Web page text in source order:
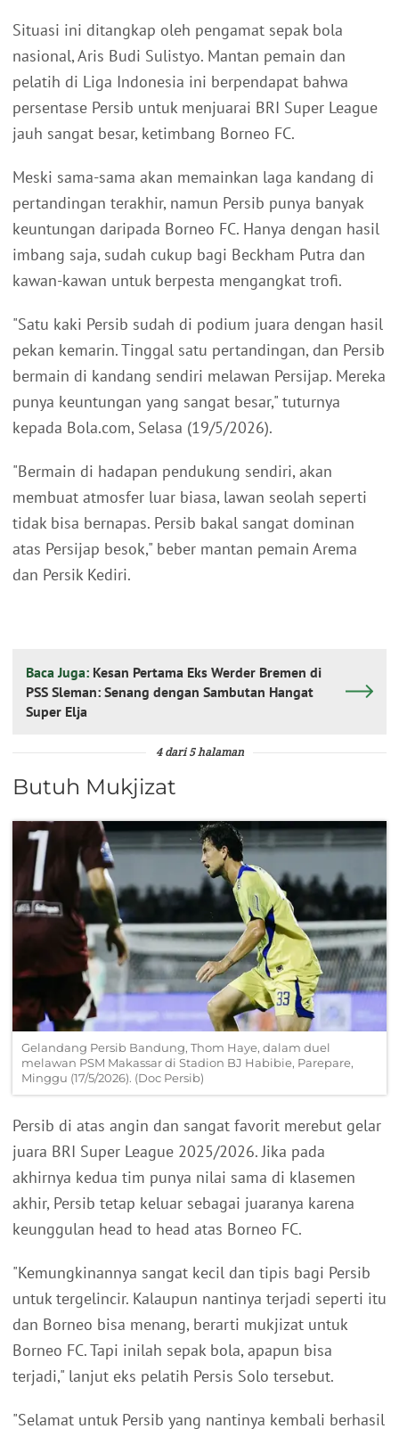
Situasi ini ditangkap oleh pengamat sepak bola
nasional, Aris Budi Sulistyo. Mantan pemain dan
pelatih di Liga Indonesia ini berpendapat bahwa
persentase Persib untuk menjuarai BRI Super League
jauh sangat besar, ketimbang Borneo FC.
Meski sama-sama akan memainkan laga kandang di
pertandingan terakhir, namun Persib punya banyak
keuntungan daripada Borneo FC. Hanya dengan hasil
imbang saja, sudah cukup bagi Beckham Putra dan
kawan-kawan untuk berpesta mengangkat trofi.
"Satu kaki Persib sudah di podium juara dengan hasil
pekan kemarin. Tinggal satu pertandingan, dan Persib
bermain di kandang sendiri melawan Persijap. Mereka
punya keuntungan yang sangat besar," tuturnya
kepada Bola.com, Selasa (19/5/2026).
"Bermain di hadapan pendukung sendiri, akan
membuat atmosfer luar biasa, lawan seolah seperti
tidak bisa bernapas. Persib bakal sangat dominan
atas Persijap besok," beber mantan pemain Arema
dan Persik Kediri.
Baca Juga: Kesan Pertama Eks Werder Bremen di
PSS Sleman: Senang dengan Sambutan Hangat
Super Elja
4 dari 5 halaman
Butuh Mukjizat
Gelandang Persib Bandung, Thom Haye, dalam duel
melawan PSM Makassar di Stadion BJ Habibie, Parepare,
Minggu (17/5/2026). (Doc Persib)
Persib di atas angin dan sangat favorit merebut gelar
juara BRI Super League 2025/2026. Jika pada
akhirnya kedua tim punya nilai sama di klasemen
akhir, Persib tetap keluar sebagai juaranya karena
keunggulan head to head atas Borneo FC.
"Kemungkinannya sangat kecil dan tipis bagi Persib
untuk tergelincir. Kalaupun nantinya terjadi seperti itu
dan Borneo bisa menang, berarti mukjizat untuk
Borneo FC. Tapi inilah sepak bola, apapun bisa
terjadi," lanjut eks pelatih Persis Solo tersebut.
"Selamat untuk Persib yang nantinya kembali berhasil